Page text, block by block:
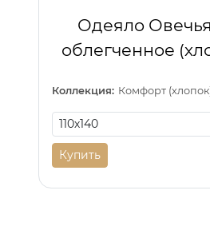
Одеяло
облегченное
Коллекция: Комфорт
Купить